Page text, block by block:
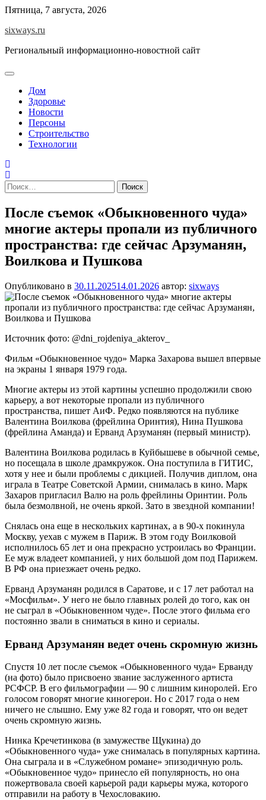
Перейти
содержимому
Пятница, 7 августа, 2026
sixways.ru
Региональный информационно-новостной сайт
Дом
Здоровье
Новости
Персоны
Строительство
Технологии
Найти:
После съемок «Обыкновенного чуда»
многие актеры пропали из публичного
пространства: где сейчас Арзуманян,
Воилкова и Пушкова
Опубликовано в 30.11.202514.01.2026 автор: sixways
Источник фото: @dni_rojdeniya_akterov_
Фильм «Обыкновенное чудо» Марка Захарова вышел впервые
на экраны 1 января 1979 года.
Многие актеры из этой картины успешно продолжили свою
карьеру, а вот некоторые пропали из публичного
пространства, пишет АиФ. Редко появляются на публике
Валентина Воилкова (фрейлина Оринтия), Нина Пушкова
(фрейлина Аманда) и Ерванд Арзуманян (первый министр).
Валентина Воилкова родилась в Куйбышеве в обычной семье,
но посещала в школе драмкружок. Она поступила в ГИТИС,
хотя у нее и были проблемы с дикцией. Получив диплом, она
играла в Театре Советской Армии, снималась в кино. Марк
Захаров пригласил Валю на роль фрейлины Оринтии. Роль
была безмолвной, не очень яркой. Зато в звездной компании!
Снялась она еще в нескольких картинах, а в 90-х покинула
Москву, уехав с мужем в Париж. В этом году Воилковой
исполнилось 65 лет и она прекрасно устроилась во Франции.
Ее муж владеет компанией, у них большой дом под Парижем.
В РФ она приезжает очень редко.
Ерванд Арзуманян родился в Саратове, и с 17 лет работал на
«Мосфильм». У него не было главных ролей до того, как он
не сыграл в «Обыкновенном чуде». После этого фильма его
постоянно звали в сниматься в кино и сериалы.
Ерванд Арзуманян ведет очень скромную жизнь
Спустя 10 лет после съемок «Обыкновенного чуда» Ерванду
(на фото) было присвоено звание заслуженного артиста
РСФСР. В его фильмографии — 90 с лишним киноролей. Его
голосом говорят многие киногерои. Но с 2017 года о нем
ничего не слышно. Ему уже 82 года и говорят, что он ведет
очень скромную жизнь.
Нинка Кречетинкова (в замужестве Щукина) до
«Обыкновенного чуда» уже снималась в популярных картина.
Она сыграла и в «Служебном романе» эпизодичную роль.
«Обыкновенное чудо» принесло ей популярность, но она
пожертвовала своей карьерой ради карьеры мужа, которого
отправили на работу в Чехословакию.